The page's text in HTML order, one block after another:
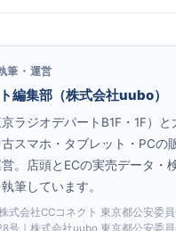
筆・運営
編集部（株式会社uubo）
ラジオデパートB1F・1F）
スマホ・タブレット・PCの
。店頭とECの実売データ・
筆しています。
式会社CCコネクト 東京都公安委